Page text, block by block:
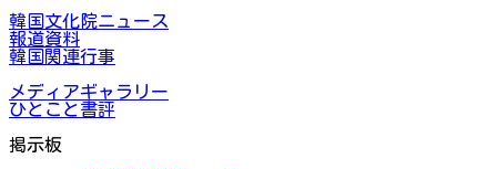
韓国文化院ニュース
報道資料
韓国関連行事
メディアギャラリー
ひとこと書評
掲示板